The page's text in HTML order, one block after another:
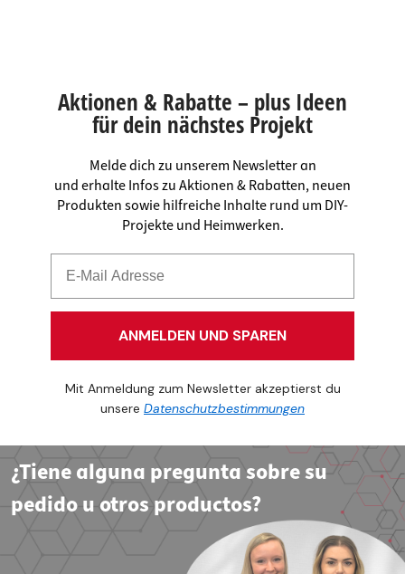
Aktionen & Rabatte – plus Ideen
für dein nächstes Projekt
Melde dich zu unserem Newsletter an
und erhalte Infos zu Aktionen & Rabatten, neuen
Produkten sowie hilfreiche Inhalte rund um DIY-
Projekte und Heimwerken.
ANMELDEN UND SPAREN
Mit Anmeldung zum Newsletter akzeptierst du
unsere Datenschutzbestimmungen
¿Tiene alguna pregunta sobre su
pedido u otros productos?